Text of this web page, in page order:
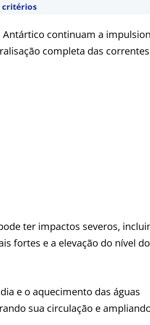
critérios
continuam a
completa das
ter impactos severos,
fortes e a elevação do nível
e o aquecimento das águas
sua circulação e